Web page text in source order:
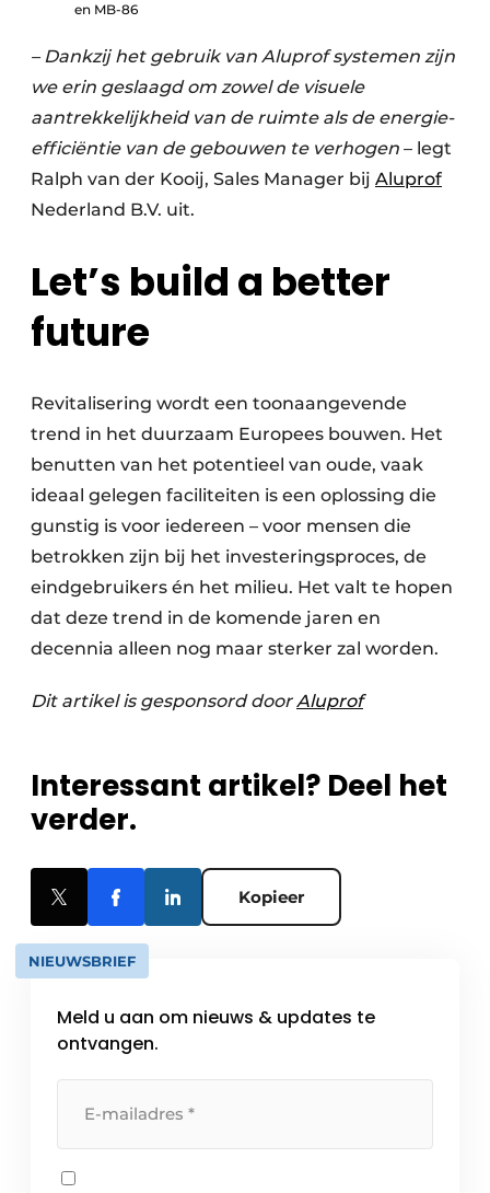
en MB-86
– Dankzij het gebruik van Aluprof systemen zijn
we erin geslaagd om zowel de visuele
aantrekkelijkheid van de ruimte als de energie-
efficiëntie van de gebouwen te verhogen – legt
Ralph van der Kooij, Sales Manager bij Aluprof
Nederland B.V. uit.
Let’s build a better
future
Revitalisering wordt een toonaangevende
trend in het duurzaam Europees bouwen. Het
benutten van het potentieel van oude, vaak
ideaal gelegen faciliteiten is een oplossing die
gunstig is voor iedereen – voor mensen die
betrokken zijn bij het investeringsproces, de
eindgebruikers én het milieu. Het valt te hopen
dat deze trend in de komende jaren en
decennia alleen nog maar sterker zal worden.
Dit artikel is gesponsord doorAluprof
Interessant artikel? Deel het
verder.
Kopieer
NIEUWSBRIEF
Meld u aan om nieuws & updates te
ontvangen.